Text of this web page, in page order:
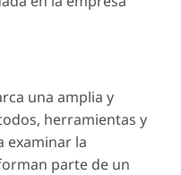
una amplia y
herramientas y
examinar la
parte de un